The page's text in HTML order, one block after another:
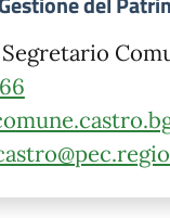
Segretario